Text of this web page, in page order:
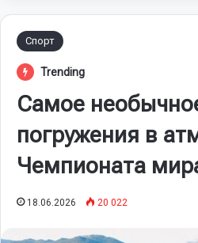
Спорт
Trending
Самое
погружения в
Чемпионата
18.06.2026 20 022